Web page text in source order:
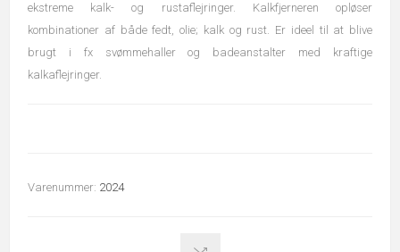
ekstreme kalk- og rustaflejringer. Kalkfjerneren opløser
kombinationer af både fedt, olie; kalk og rust. Er ideel til at blive
brugt i fx svømmehaller og badeanstalter med kraftige
kalkaflejringer.
Varenummer: 2024